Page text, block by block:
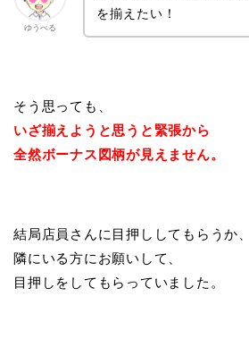
ゆうべる
を揃えたい！
そう思っても、
いざ揃えようと思うと緊張から
全然ボーナス図柄が見えません。
結局店員さんに目押ししてもらうか、
隣にいる方にお願いして、
目押しをしてもらっていました。